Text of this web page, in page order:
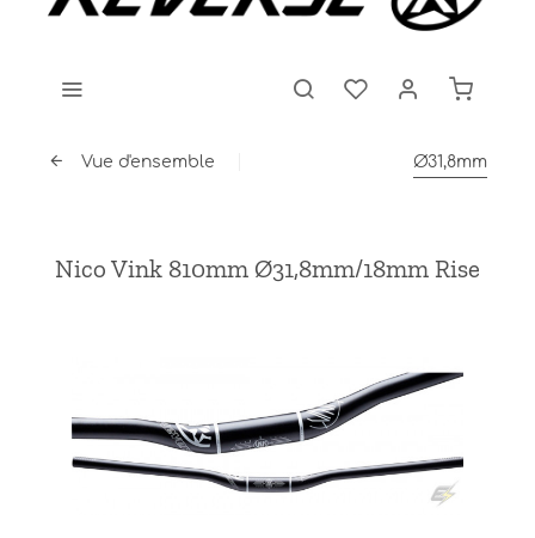
Vue d'ensemble Ø31,8mm
Nico Vink 810mm Ø31,8mm/18mm Rise